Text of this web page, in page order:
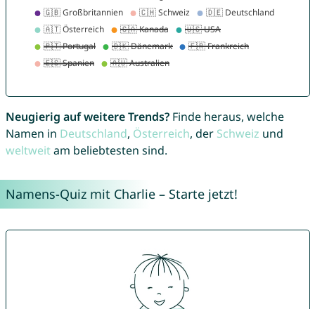
Neugierig auf weitere Trends?Finde heraus, welche
Namen in Deutschland, Österreich, der Schweiz und
weltweitam beliebtesten sind.
Namens-Quiz mit Charlie – Starte jetzt!